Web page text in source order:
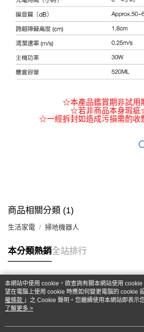
☆本產品鑑賞期非試
☆若非商品本身瑕
☆一經拆封如造成污損需酌
商品相關分類 (1)
生活家電 掃地機器人
本分類熱銷全站排行
熱門標籤
本網站中使用 cookie，欲查詢有關本網站使用
望在電腦上使用 cookie 時應如何變更電腦的 cookie
權條款 」之 Cookie 聲明。您繼續使用本網站即表示
用條款之 Cookie 聲明使用 cookie。
了解更多 >